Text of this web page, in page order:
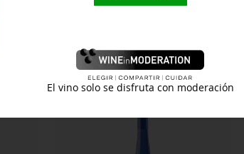
cantidad
El vino solo se disfruta con moderación